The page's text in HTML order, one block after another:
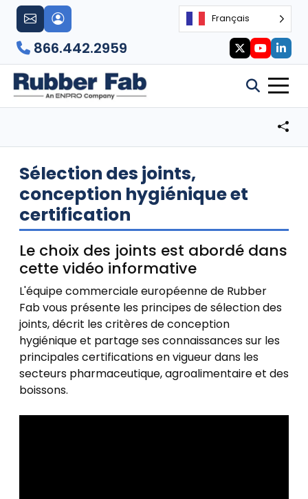
Français
866.442.2959
Sélection des joints,
conception hygiénique et
certification
Le choix des joints est abordé dans
cette vidéo informative
L'équipe commerciale européenne de Rubber
Fab vous présente les principes de sélection des
joints, décrit les critères de conception
hygiénique et partage ses connaissances sur les
principales certifications en vigueur dans les
secteurs pharmaceutique, agroalimentaire et des
boissons.